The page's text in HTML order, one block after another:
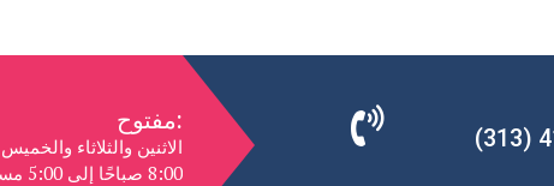
مفتوح:
الاثنين والثلاثاء
8:00
(313)